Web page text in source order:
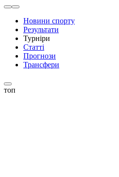
Новини спорту
Результати
Турніри
Статті
Прогнози
Трансфери
топ